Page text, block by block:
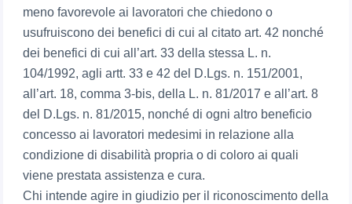
meno favorevole ai lavoratori che chiedono o
usufruiscono dei benefici di cui al citato art. 42 nonché
dei benefici di cui all’art. 33 della stessa L. n.
104/1992, agli artt. 33 e 42 del D.Lgs. n. 151/2001,
all’art. 18, comma 3-bis, della L. n. 81/2017 e all’art. 8
del D.Lgs. n. 81/2015, nonché di ogni altro beneficio
concesso ai lavoratori medesimi in relazione alla
condizione di disabilità propria o di coloro ai quali
viene prestata assistenza e cura.
Chi intende agire in giudizio per il riconoscimento della